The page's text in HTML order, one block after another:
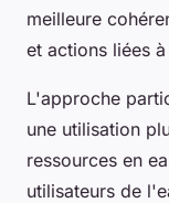
meilleure
et actions liées
L'approche
une utilisation
ressources en
utilisateurs de